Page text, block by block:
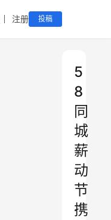
注册 投稿
5
8
同
城
薪
动
节
携